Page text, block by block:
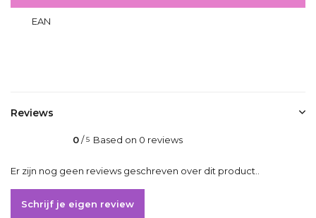
EAN
Reviews
0/5 Based on 0 reviews
Er zijn nog geen reviews geschreven over dit product..
Schrijf je eigen review